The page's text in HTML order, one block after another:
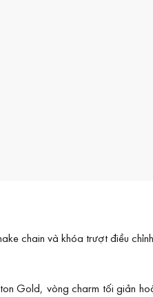
chain và khóa trượt điều
Gold, vòng charm tối giản